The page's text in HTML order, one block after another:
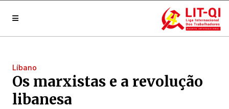
Líbano
Os marxistas e a revolução
libanesa